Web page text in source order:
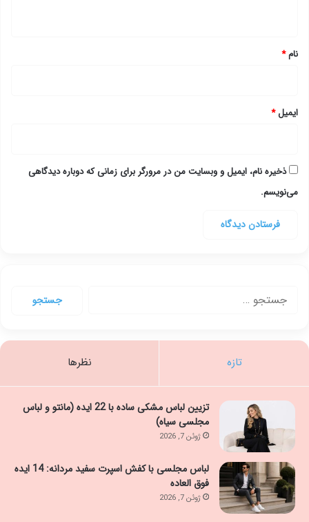
نام*
ایمیل*
ذخیره نام، ایمیل و وبسایت من در مرورگر برای زمانی که دوباره دیدگاهی
می‌نویسم.
تازه نظرها
تزیین لباس مشکی ساده با 22 ایده (مانتو و لباس
مجلسی سیاه)
ژوئن 7, 2026
لباس مجلسی با کفش اسپرت سفید مردانه: 14 ایده
فوق العاده
ژوئن 7, 2026